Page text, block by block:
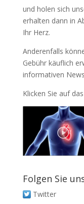
und holen sich
erhalten dann in
Ihr Herz.
Anderenfalls
Gebühr käuflich
informativen
Klicken Sie auf
Folgen Sie
Twitter